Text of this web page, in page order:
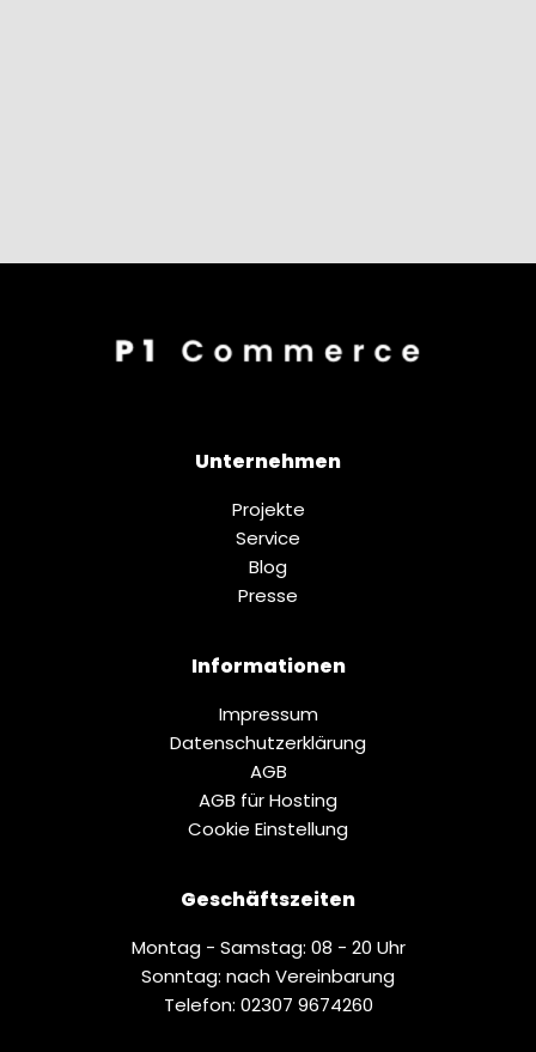
Unternehmen
Projekte
Service
Blog
Presse
Informationen
Impressum
Datenschutz­erklärung
AGB
AGB für Hosting
Cookie Einstellung
Geschäftszeiten
Montag - Samstag: 08 - 20 Uhr
Sonntag: nach Vereinbarung
Telefon: 02307 9674260